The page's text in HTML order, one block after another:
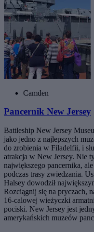
Camden
Pancernik New Jersey
Battleship New Jersey
jako jedno z najlepszych
do zrobienia w Filadelfii, i
atrakcja w New Jersey. Nie
największego pancernika,
podczas trasy zwiedzania.
Halsey dowodził
Rozciągnij się na pryczach,
16-calowej wieżyczki
pociski. New Jersey jest
amerykańskich muzeów